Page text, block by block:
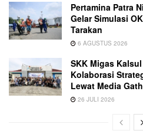
Pertamina Patra
Gelar Simulasi
Tarakan
6 AGUSTUS 2026
SKK Migas
Kolaborasi
Lewat Media
26 JULI 2026